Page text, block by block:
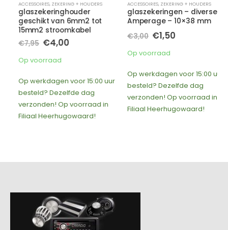
ACCESSOIRES,ZEKERING + HOUDERS
glaszekeringhouder
geschikt van 6mm2 tot
15mm2 stroomkabel
7,95 Oorspronkelijke
was:
€7,95.
€ 4,00Huidige
is:
€4,00.
Op voorraad
Op werkdagen voor 15:00 uur
besteld? Dezelfde dag
verzonden! Op voorraad in
Filiaal Heerhugowaard!
ACCESSOIRES,ZEKERING + HOUDERS
glaszekeringen – diverse
Amperage – 10×38 mm
3,00 Oorspronkelijke
was:
€3,00.
€ 1,50Huidige
is:
€1,50.
Op voorraad
Op werkdagen voor 15:00 uur
besteld? Dezelfde dag
verzonden! Op voorraad in
Filiaal Heerhugowaard!